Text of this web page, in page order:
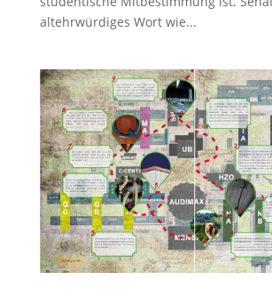
altehrwürdiges Wort wie...